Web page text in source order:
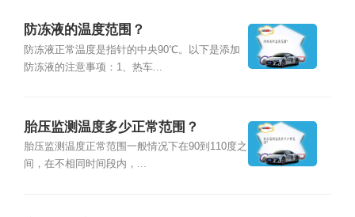
防冻液的温度范围？
防冻液正常温度是指针的中央90℃。以下是添加
防冻液的注意事项：1、热车...
胎压监测温度多少正常范围？
胎压监测温度正常范围一般情况下在90到110度之
间，在不相同时间段内，...